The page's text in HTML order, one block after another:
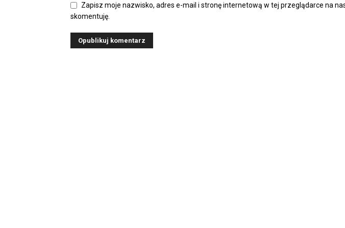
Zapisz moje nazwisko, adres e-mail i stronę internetową w tej przeglądarce na
skomentuję.